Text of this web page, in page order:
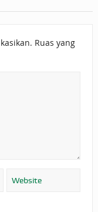
Ruas yang